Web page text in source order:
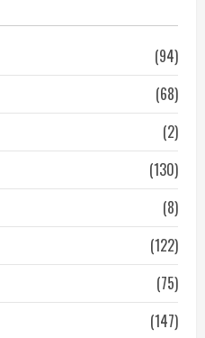
(94)
(68)
(2)
(130)
(8)
(122)
(75)
(147)